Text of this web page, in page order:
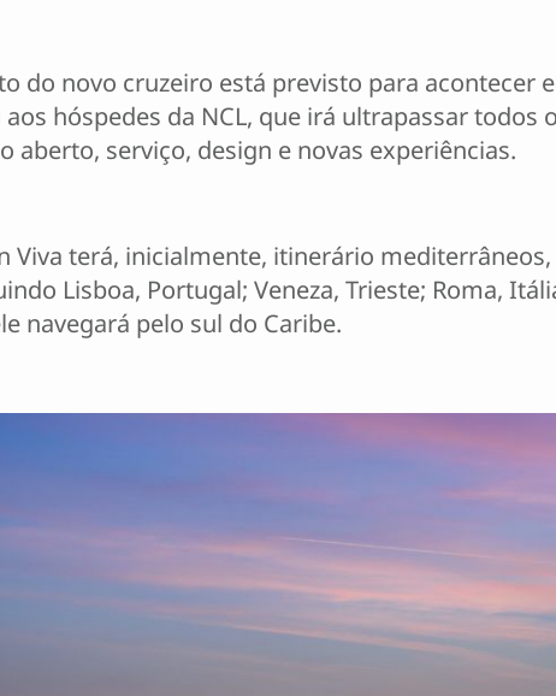
do novo cruzeiro está previsto para acontecer
hóspedes da NCL, que irá ultrapassar
aberto, serviço, design e novas experiências.
Viva terá, inicialmente, itinerário
Lisboa, Portugal; Veneza, Trieste; Roma,
navegará pelo sul do Caribe.